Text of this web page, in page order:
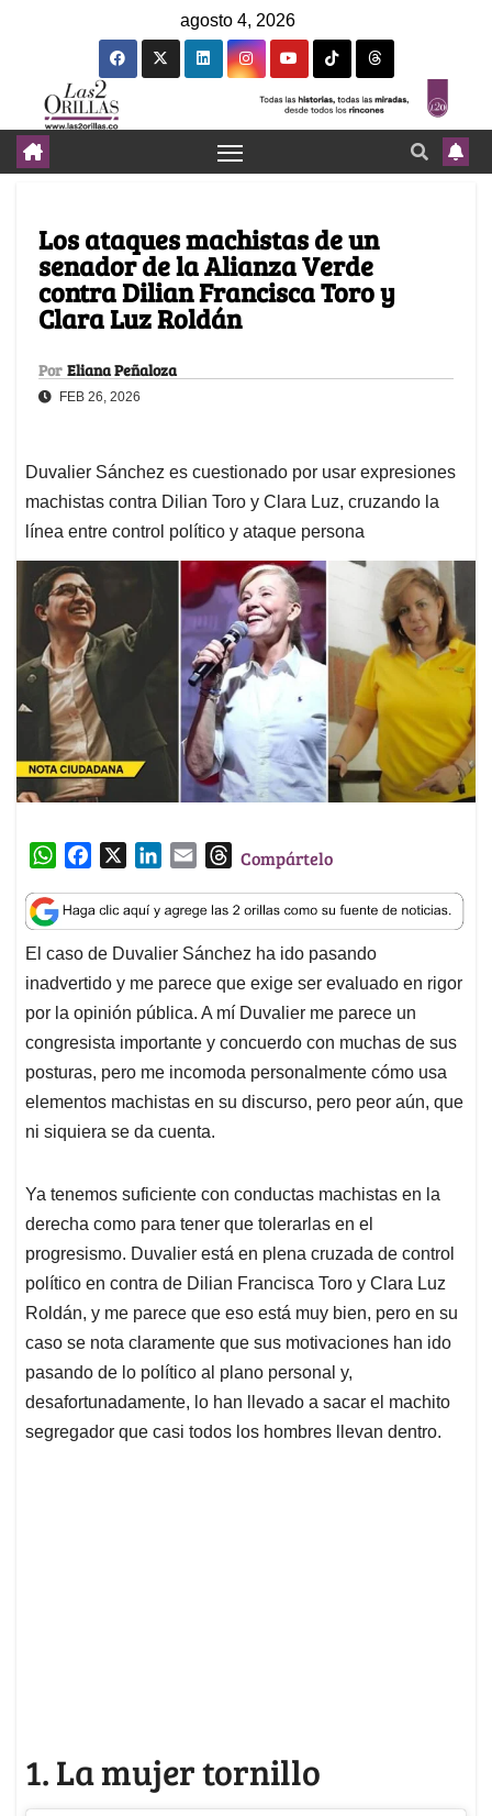
agosto 4, 2026
Los ataques machistas de un
senador de la Alianza Verde
contra Dilian Francisca Toro y
Clara Luz Roldán
Por Eliana Peñaloza
FEB 26, 2026
Duvalier Sánchez es cuestionado por usar expresiones
machistas contra Dilian Toro y Clara Luz, cruzando la
línea entre control político y ataque persona
W
a
t
s
A
p
p
c
e
b
o
o
k
n
k
e
d
I
n
a
i
l
T
r
e
a
d
s
Compártelo
El caso de Duvalier Sánchez ha ido pasando
inadvertido y me parece que exige ser evaluado en rigor
por la opinión pública. A mí Duvalier me parece un
congresista importante y concuerdo con muchas de sus
posturas, pero me incomoda personalmente cómo usa
elementos machistas en su discurso, pero peor aún, que
ni siquiera se da cuenta.
Ya tenemos suficiente con conductas machistas en la
derecha como para tener que tolerarlas en el
progresismo. Duvalier está en plena cruzada de control
político en contra de Dilian Francisca Toro y Clara Luz
Roldán, y me parece que eso está muy bien, pero en su
caso se nota claramente que sus motivaciones han ido
pasando de lo político al plano personal y,
desafortunadamente, lo han llevado a sacar el machito
segregador que casi todos los hombres llevan dentro.
1. La mujer tornillo